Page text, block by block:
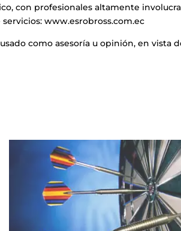
con profesionales altamente
servicios:www.esrobross.com.ec
como asesoría u opinión, en